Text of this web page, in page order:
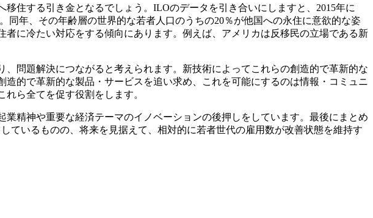
住する引き金となるでしょう。ILOのデータを引き合いにしますと、2015年に
同年、その年齢層の世界的な若者人口のうちの20％が他国への永住に意欲的な姿
に冷たい対応をする傾向にあります。例えば、アメリカは反移民の立場である新
問題解決につながると考えられます。新技術によってこれらの創造的で革新的な
的で革新的な製品・サービスを追い求め、これを可能にするのは情報・コミュニ
ら全てを促す役割をします。
精神や重要な経済テーマのイノベーションの後押しをしています。最後にまとめ
ているものの、将来を見据えて、相対的に若者世代の雇用数が改善状態を維持す